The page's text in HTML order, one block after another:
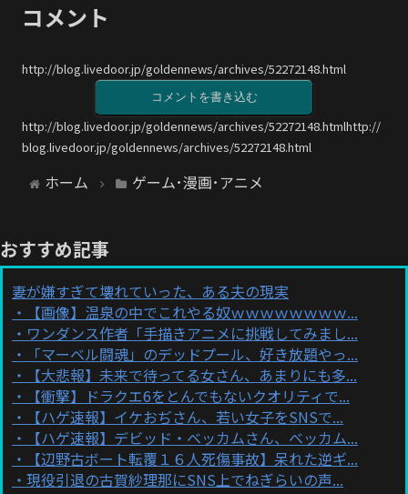
コメント
http://blog.livedoor.jp/goldennews/archives/52272148.html
コメントを書き込む
http://blog.livedoor.jp/goldennews/archives/52272148.htmlhttp://
blog.livedoor.jp/goldennews/archives/52272148.html
ホーム ゲーム･漫画･アニメ
おすすめ記事
妻が嫌すぎて壊れていった、ある夫の現実
【画像】温泉の中でこれやる奴ｗｗｗｗｗｗｗｗ...
ワンダンス作者「手描きアニメに挑戦してみまし...
「マーベル闘魂」のデッドプール、好き放題やっ...
【大悲報】未来で待ってる女さん、あまりにも多...
【衝撃】ドラクエ6をとんでもないクオリティで...
【ハゲ速報】イケおぢさん、若い女子をSNSで...
【ハゲ速報】デビッド・ベッカムさん、ベッカム...
【辺野古ボート転覆１６人死傷事故】呆れた逆ギ...
現役引退の古賀紗理那にSNS上でねぎらいの声...